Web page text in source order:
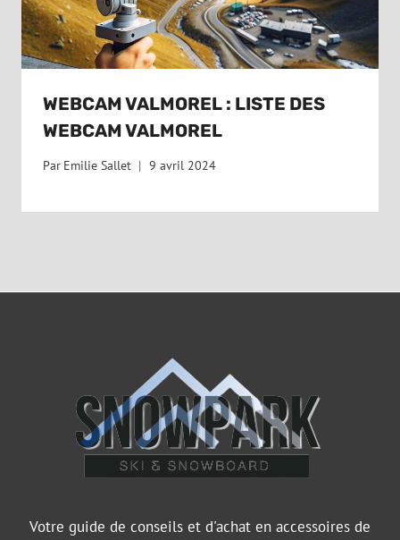
WEBCAM VALMOREL : LISTE DES
WEBCAM VALMOREL
Par Emilie Sallet 9 avril 2024
Votre guide de conseils et d'achat en accessoires de